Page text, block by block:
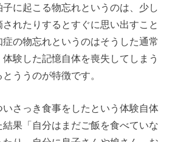
に起こる物忘れというのは、少し
れたりするとすぐに思い出すこと
の物忘れというのはそうした通常
験した記憶自体を喪失してしまう
ううのが特徴です。
さっき食事をしたという体験自体
果「自分はまだご飯を食べていな